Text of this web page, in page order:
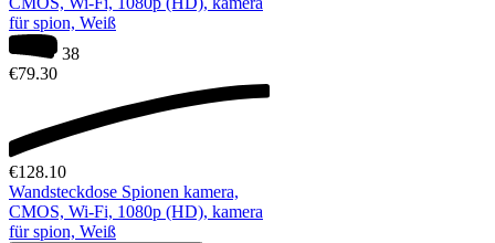
38
€79.30
€128.10
Wandsteckdose Spionen kamera,
CMOS, Wi-Fi, 1080p (HD), kamera
für spion, Weiß